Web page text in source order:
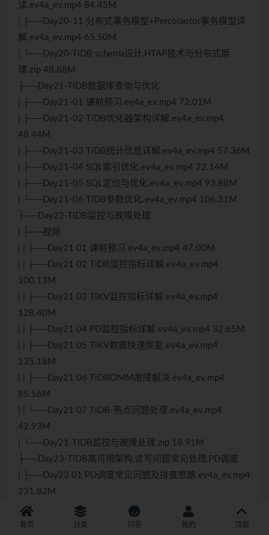
读.ev4a_ev.mp4 84.45M
| ├──Day20-11 分布式事务模型+Percolaotor事务模型详
解.ev4a_ev.mp4 65.50M
| └──Day20-TiDB schema设计,HTAP技术与分布式原
理.zip 48.88M
├──Day21-TiDB数据库查询与优化
| ├──Day21-01 课前预习.ev4a_ev.mp4 72.01M
| ├──Day21-02 TiDB优化器架构详解.ev4a_ev.mp4
48.44M
| ├──Day21-03 TiDB统计信息详解.ev4a_ev.mp4 57.36M
| ├──Day21-04 SQL索引优化.ev4a_ev.mp4 22.14M
| ├──Day21-05 SQL定位与优化.ev4a_ev.mp4 93.88M
| └──Day21-06 TiDB参数优化.ev4a_ev.mp4 106.31M
├──Day22-TiDB监控与故障处理
| ├──视频
| | ├──Day21 01 课前预习.ev4a_ev.mp4 47.00M
| | ├──Day21 02 TiDB监控指标详解.ev4a_ev.mp4
100.13M
| | ├──Day21 03 TiKV监控指标详解.ev4a_ev.mp4
128.40M
| | ├──Day21 04 PD监控指标详解.ev4a_ev.mp4 32.65M
| | ├──Day21 05 TiKV数据快速恢复.ev4a_ev.mp4
135.18M
| | ├──Day21 06 TiDBOMM故障解决.ev4a_ev.mp4
85.56M
| | └──Day21 07 TiDB-热点问题处理.ev4a_ev.mp4
42.93M
| └──Day21-TiDB监控与故障处理.zip 18.91M
├──Day23-TiDB高可用架构,读写问题常见处理,PD调度
| ├──Day23 01 PD调度常见问题及排查思路.ev4a_ev.mp4
231.82M
| ├──Day23 02 TiDB写入瓶颈排查与处理方
法.ev4a_ev.mp4 158.55M
首页 分类 问答 我的 顶部